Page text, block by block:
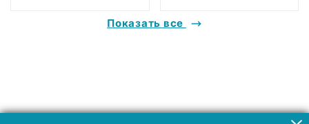
Показать все